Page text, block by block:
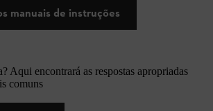
manuais de instruções
Aqui encontrará as respostas apropriadas
comuns